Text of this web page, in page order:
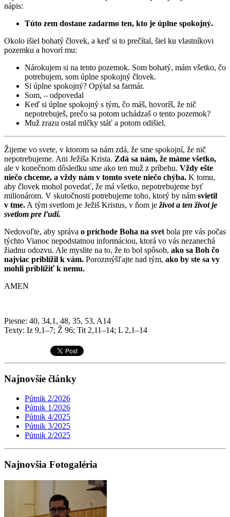
nápis:
Túto zem dostane zadarmo ten, kto je úplne spokojný.
Okolo išiel bohatý človek, a keď si to prečítal, šiel ku vlastníkovi
pozemku a hovorí mu:
Nárokujem si na tento pozemok. Som bohatý, mám všetko, čo
potrebujem, som úplne spokojný človek.
Si úplne spokojný? Opýtal sa farmár.
Som, – odpovedal
Keď si úplne spokojný s tým, čo máš, hovoríš, že nič
nepotrebuješ, prečo sa potom uchádzaš o tento pozemok?
Muž zrazu ostal mlčky stáť a potom odišiel.
Žijeme vo svete, v ktorom sa nám zdá, že sme spokojní, že nič
nepotrebujeme. Ani Ježiša Krista. Zdá sa nám, že máme všetko,
ale v konečnom dôsledku sme ako ten muž z príbehu. Vždy ešte
niečo chceme, a vždy nám v tomto svete niečo chýba. K tomu,
aby človek mohol povedať, že má všetko, nepotrebujeme byť
milionárom. V skutočnosti potrebujeme toho, ktorý by nám svietil
v tme. A tým svetlom je Ježiš Kristus, v ňom je život a ten život je
svetlom pre ľudí.
Nedovoľte, aby správa o príchode Boha na svet bola pre vás počas
týchto Vianoc nepodstatnou informáciou, ktorá vo vás nezanechá
žiadnu odozvu. Ale myslite na to, že to bol spôsob, ako sa Boh čo
najviac priblížil k vám. Porozmýšľajte nad tým, ako by ste sa vy
mohli priblížiť k nemu.
AMEN
Piesne: 40, 34,1, 48, 35, 53, A14
Texty: Iz 9,1–7; Ž 96; Tit 2,11–14; L 2,1–14
Najnovšie články
Pútnik 2/2026
Pútnik 1/2026
Pútnik 4/2025
Pútnik 3/2025
Pútnik 2/2025
Najnovšia Fotogaléria